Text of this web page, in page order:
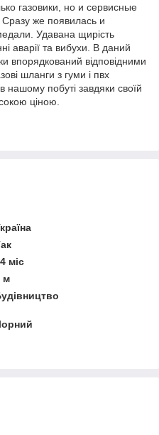
газовики, но и сервисные
же появилась и
Удавана щирість
аварії та вибухи. В даний
впорядкований відповідними
шланги з гуми і пвх
побуті завдяки своїй
ціною.
міс
м